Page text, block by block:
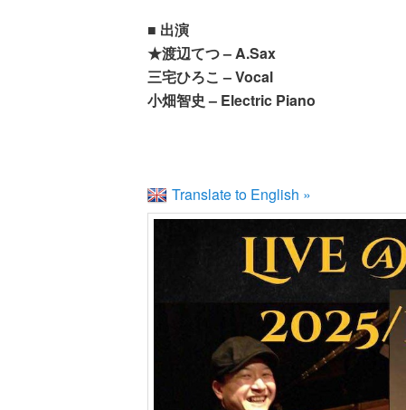
■ 出演
★渡辺てつ – A.Sax
三宅ひろこ – Vocal
小畑智史 – Electric Piano
Translate to English »